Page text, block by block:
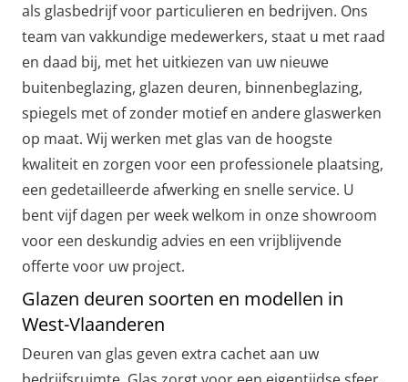
als glasbedrijf voor particulieren en bedrijven. Ons
team van vakkundige medewerkers, staat u met raad
en daad bij, met het uitkiezen van uw nieuwe
buitenbeglazing, glazen deuren, binnenbeglazing,
spiegels met of zonder motief en andere glaswerken
op maat. Wij werken met glas van de hoogste
kwaliteit en zorgen voor een professionele plaatsing,
een gedetailleerde afwerking en snelle service. U
bent vijf dagen per week welkom in onze showroom
voor een deskundig advies en een vrijblijvende
offerte voor uw project.
Glazen deuren soorten en modellen in
West-Vlaanderen
Deuren van glas geven extra cachet aan uw